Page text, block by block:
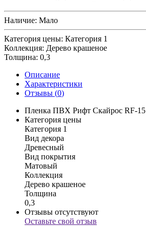
Наличие: Мало
Категория цены: Категория 1
Коллекция: Дерево крашеное
Толщина: 0,3
Описание
Характеристики
Отзывы (0)
Пленка ПВХ Рифт Скайрос RF-15
Категория цены
Категория 1
Вид декора
Древесный
Вид покрытия
Матовый
Коллекция
Дерево крашеное
Толщина
0,3
Отзывы отсутствуют
Оставьте свой отзыв